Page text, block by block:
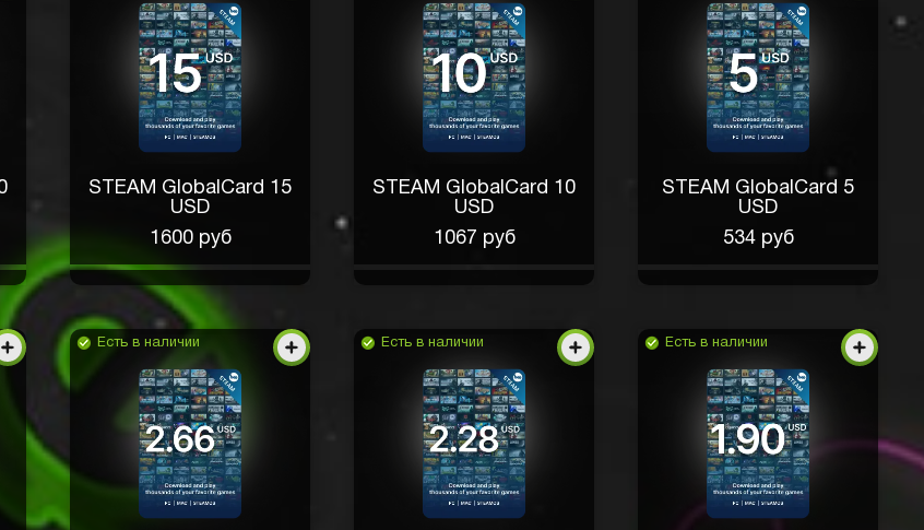
STEAM GlobalCard 15
USD
1600 руб
STEAM GlobalCard 10
USD
1067 руб
STEAM GlobalCard 5
USD
534 руб
Есть в наличии Есть в наличии Есть в наличии